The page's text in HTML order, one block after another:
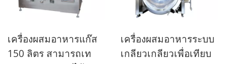
เครื่องผสมอาหารแก๊ส
150 ลิตร สามารถเท
เครื่องผสมอาหารระบบ
เกลียวเกลียวเพื่อเทียบ